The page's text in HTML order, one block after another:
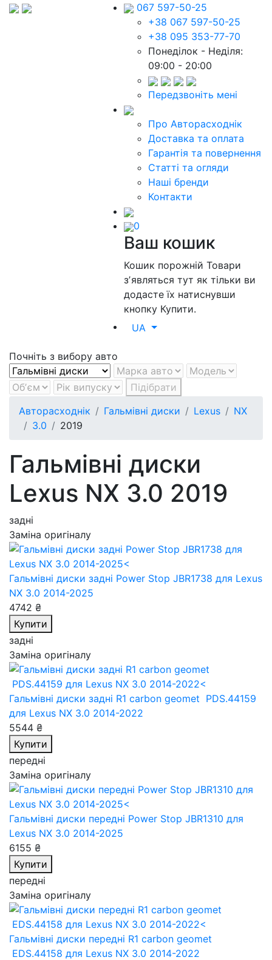
067 597-50-25
+38 067 597-50-25
+38 095 353-77-70
Понеділок - Неділя:
09:00 - 20:00
Передзвоніть мені
Про Авторасходнік
Доставка та оплата
Гарантія та повернення
Статті та огляди
Наші бренди
Контакти
0
Ваш кошик
Кошик порожнійТовари
зʼявляться тут як тільки ви
додасте їх натиснувши
кнопку Купити.
UA
Почніть з вибору авто
Підібрати
Авторасходнік
Гальмівні диски Lexus
NX
3.0
2019
Гальмівні диски
Lexus NX 3.0 2019
задні
Заміна оригіналу
Гальмівні диски задні Power Stop JBR1738 для Lexus
NX 3.0 2014-2025
4742 ₴
Купити
задні
Заміна оригіналу
Гальмівні диски задні R1 carbon geomet PDS.44159
для Lexus NX 3.0 2014-2022
5544 ₴
Купити
передні
Заміна оригіналу
Гальмівні диски передні Power Stop JBR1310 для
Lexus NX 3.0 2014-2025
6155 ₴
Купити
передні
Заміна оригіналу
Гальмівні диски передні R1 carbon geomet
EDS.44158 для Lexus NX 3.0 2014-2022